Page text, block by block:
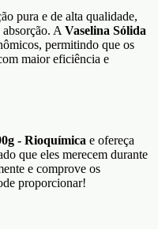
pura e de alta qualidade,
A Vaselina Sólida
permitindo que os
maior eficiência e
- Rioquímica e ofereça
que eles merecem durante
e comprove os
proporcionar!